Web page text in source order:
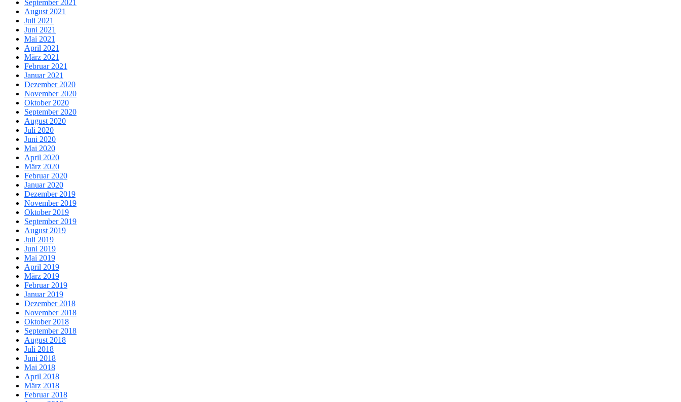
September 2021
August 2021
Juli 2021
Juni 2021
Mai 2021
April 2021
März 2021
Februar 2021
Januar 2021
Dezember 2020
November 2020
Oktober 2020
September 2020
August 2020
Juli 2020
Juni 2020
Mai 2020
April 2020
März 2020
Februar 2020
Januar 2020
Dezember 2019
November 2019
Oktober 2019
September 2019
August 2019
Juli 2019
Juni 2019
Mai 2019
April 2019
März 2019
Februar 2019
Januar 2019
Dezember 2018
November 2018
Oktober 2018
September 2018
August 2018
Juli 2018
Juni 2018
Mai 2018
April 2018
März 2018
Februar 2018